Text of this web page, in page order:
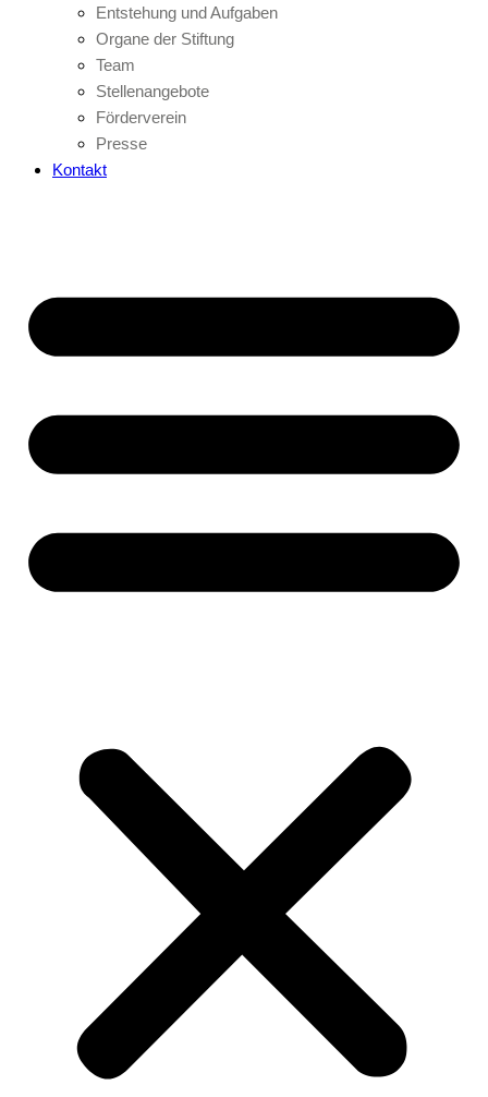
Entstehung und Aufgaben
Organe der Stiftung
Team
Stellenangebote
Förderverein
Presse
Kontakt